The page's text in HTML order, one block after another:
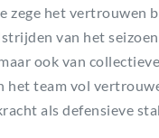
zege het vertrouwen
van het
ook van
het team vol
als defensieve